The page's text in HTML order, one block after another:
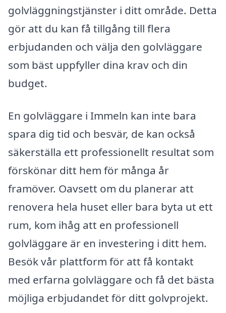
golvläggningstjänster i ditt område. Detta
gör att du kan få tillgång till flera
erbjudanden och välja den golvläggare
som bäst uppfyller dina krav och din
budget.
En golvläggare i Immeln kan inte bara
spara dig tid och besvär, de kan också
säkerställa ett professionellt resultat som
förskönar ditt hem för många år
framöver. Oavsett om du planerar att
renovera hela huset eller bara byta ut ett
rum, kom ihåg att en professionell
golvläggare är en investering i ditt hem.
Besök vår plattform för att få kontakt
med erfarna golvläggare och få det bästa
möjliga erbjudandet för ditt golvprojekt.